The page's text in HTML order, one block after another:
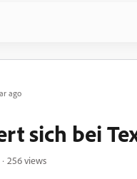
ago
sich bei
256 views